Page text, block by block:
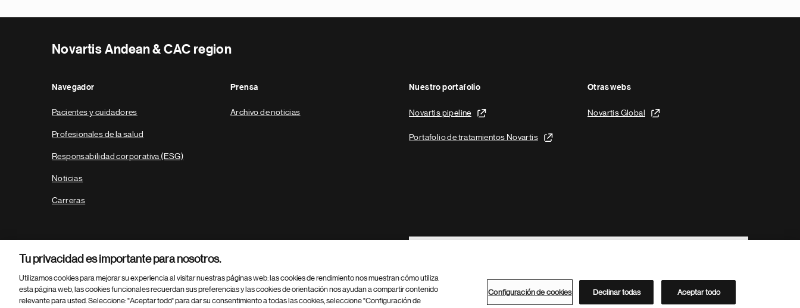
Novartis Andean & CAC region
Navegador
Pacientes y cuidadores
Profesionales de la salud
Responsabilidad corporativa (ESG)
Noticias
Carreras
Prensa
Archivo de noticias
Nuestro portafolio
Novartis pipeline
Portafolio de tratamientos Novartis
Otras webs
Novartis Global
Footer Site Search
Parte
© 2026 Novartis AG Directorio de Novartis
Tu privacidad es importante para nosotros.
Utilizamos cookies para mejorar su experiencia al visitar nuestras páginas web: las cookies de rendimiento nos muestran cómo utiliza
esta página web, las cookies funcionales recuerdan sus preferencias y las cookies de orientación nos ayudan a compartir contenido
relevante para usted. Seleccione: "Aceptar todo" para dar su consentimiento a todas las cookies, seleccione "Configuración de
Configuración de cookies Declinar todas Aceptar todo